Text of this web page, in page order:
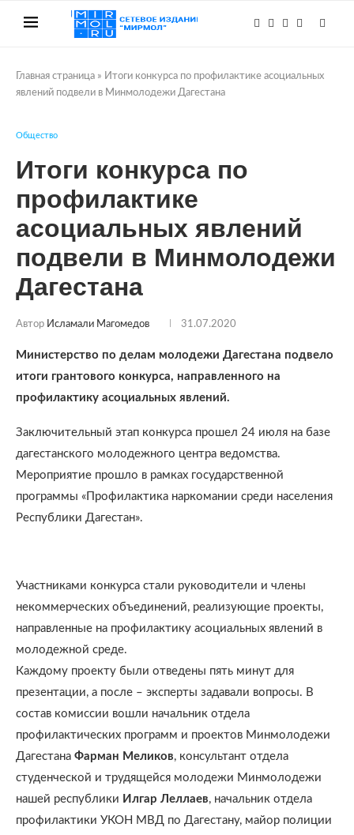
Главная страница » Итоги конкурса по профилактике асоциальных
явлений подвели в Минмолодежи Дагестана
Общество
Итоги конкурса по
профилактике
асоциальных явлений
подвели в Минмолодежи
Дагестана
Автор Исламали Магомедов 31.07.2020
Министерство по делам молодежи Дагестана подвело
итоги грантового конкурса, направленного на
профилактику асоциальных явлений.
Заключительный этап конкурса прошел 24 июля на базе
дагестанского молодежного центра ведомства.
Мероприятие прошло в рамках государственной
программы «Профилактика наркомании среди населения
Республики Дагестан».
Участниками конкурса стали руководители и члены
некоммерческих объединений, реализующие проекты,
направленные на профилактику асоциальных явлений в
молодежной среде.
Каждому проекту были отведены пять минут для
презентации, а после – эксперты задавали вопросы. В
состав комиссии вошли начальник отдела
профилактических программ и проектов Минмолодежи
Дагестана Фарман Меликов, консультант отдела
студенческой и трудящейся молодежи Минмолодежи
нашей республики Илгар Леллаев, начальник отдела
профилактики УКОН МВД по Дагестану, майор полиции